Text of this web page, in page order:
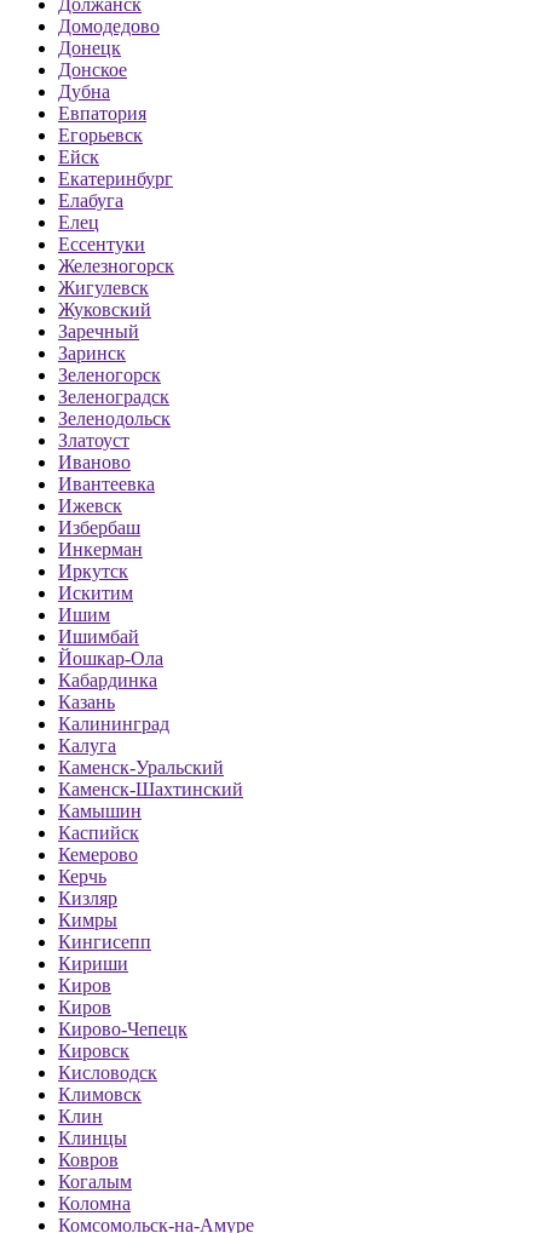
Должанск
Домодедово
Донецк
Донское
Дубна
Евпатория
Егорьевск
Ейск
Екатеринбург
Елабуга
Елец
Ессентуки
Железногорск
Жигулевск
Жуковский
Заречный
Заринск
Зеленогорск
Зеленоградск
Зеленодольск
Златоуст
Иваново
Ивантеевка
Ижевск
Избербаш
Инкерман
Иркутск
Искитим
Ишим
Ишимбай
Йошкар-Ола
Кабардинка
Казань
Калининград
Калуга
Каменск-Уральский
Каменск-Шахтинский
Камышин
Каспийск
Кемерово
Керчь
Кизляр
Кимры
Кингисепп
Кириши
Киров
Киров
Кирово-Чепецк
Кировск
Кисловодск
Климовск
Клин
Клинцы
Ковров
Когалым
Коломна
Комсомольск-на-Амуре